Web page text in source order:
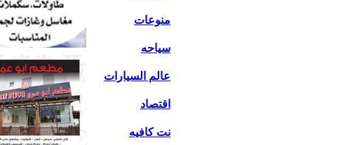
منوعات
سياحه
عالم السيارات
اقتصاد
نت كافيه